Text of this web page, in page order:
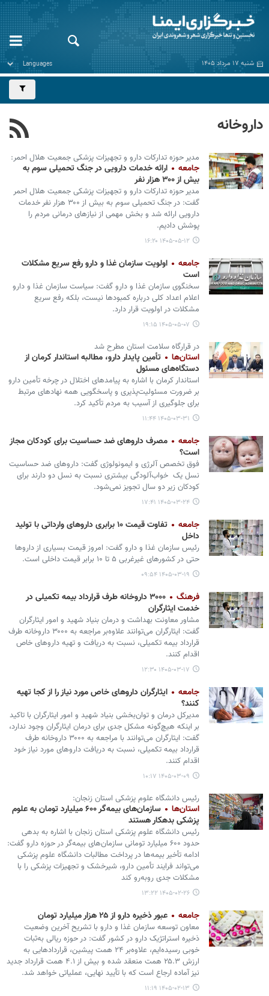
شنبه ۱۷ مرداد ۱۴۰۵
داروخانه
مدیر حوزه تدارکات دارو و تجهیزات پزشکی جمعیت هلال احمر:
جامعه
ارائه خدمات دارویی در جنگ تحمیلی سوم به
بیش از ۳۰۰ هزار نفر
مدیر حوزه تدارکات دارو و تجهیزات پزشکی جمعیت هلال احمر
گفت: در جنگ تحمیلی سوم به بیش از ۳۰۰ هزار نفر خدمات
دارویی ارائه شد و بخش مهمی از نیازهای درمانی مردم را
پوشش دادیم.
۱۴۰۵-۰۵-۱۲ ۱۶:۲۰
جامعه
اولویت سازمان غذا و دارو رفع سریع مشکلات
است
سخنگوی سازمان غذا و دارو گفت: سیاست سازمان غذا و دارو
اعلام اعداد کلی درباره کمبودها نیست، بلکه رفع سریع
مشکلات در اولویت قرار دارد.
۱۴۰۵-۰۵-۰۷ ۱۹:۱۵
در قرارگاه سلامت استان مطرح شد
استان‌ها
تأمین پایدار دارو، مطالبه استاندار کرمان از
دستگاه‌های مسئول
استاندار کرمان با اشاره به پیامدهای اختلال در چرخه تأمین دارو
بر ضرورت مسئولیت‌پذیری و پاسخگویی همه نهادهای مرتبط
برای جلوگیری از آسیب به مردم تأکید کرد.
۱۴۰۵-۰۳-۳۱ ۱۱:۴۴
جامعه
مصرف داروهای ضد حساسیت برای کودکان مجاز
است؟
فوق تخصص آلرژی و ایمونولوژی گفت: داروهای ضد حساسیت
نسل یک خواب‌آلودگی بیشتری نسبت به نسل دو دارند برای
کودکان زیر دو سال تجویز نمی‌شود.
۱۴۰۵-۰۳-۲۴ ۱۷:۴۱
جامعه
تفاوت قیمت ۱۰ برابری داروهای وارداتی با تولید
داخل
رئیس سازمان غذا و دارو گفت: امروز قیمت بسیاری از داروها
حتی در کشورهای غیرغربی ۵ تا ۱۰ برابر قیمت داخلی است.
۱۴۰۵-۰۳-۱۹ ۰۹:۵۴
فرهنگ
۳۰۰۰ داروخانه طرف قرارداد بیمه تکمیلی در
خدمت ایثارگران
مشاور معاونت بهداشت و درمان بنیاد شهید و امور ایثارگران
گفت: ایثارگران می‌توانند علاوه‌بر مراجعه به ۳۰۰۰ داروخانه طرف
قرارداد بیمه تکمیلی، نسبت به دریافت و تهیه داروهای خاص
اقدام کنند.
۱۴۰۵-۰۳-۱۷ ۱۲:۳۰
جامعه
ایثارگران داروهای خاص مورد نیاز را از کجا تهیه
کنند؟
مدیرکل درمان و توان‌بخشی بنیاد شهید و امور ایثارگران با تاکید
بر اینکه هیچ‌گونه مشکل جدی برای درمان ایثارگران وجود ندارد،
گفت: ایثارگران می‌توانند با مراجعه به ۳۰۰۰ داروخانه طرف
قرارداد بیمه تکمیلی، نسبت به دریافت داروهای مورد نیاز خود
اقدام کنند.
۱۴۰۵-۰۳-۰۹ ۱۰:۱۷
رئیس دانشگاه علوم پزشکی استان زنجان:
استان‌ها
سازمان‌های بیمه‌گر ۶۰۰ میلیارد تومان به علوم
پزشکی بدهکار هستند
رئیس دانشگاه علوم پزشکی استان زنجان با اشاره به بدهی
حدود ۶۰۰ میلیارد تومانی سازمان‌های بیمه‌گر در حوزه دارو گفت:
ادامه تأخیر بیمه‌ها در پرداخت مطالبات دانشگاه علوم پزشکی
می‌تواند فرایند تأمین دارو، شیرخشک و تجهیزات پزشکی را با
مشکلات جدی روبه‌رو کند
۱۴۰۵-۰۲-۲۶ ۱۳:۲۲
جامعه عبور ذخیره دارو از ۲۵ هزار میلیارد تومان
معاون توسعه سازمان غذا و دارو با تشریح آخرین وضعیت
ذخیره استراتژیک دارو در کشور گفت: در حوزه ریالی به‌ثبات
خوبی رسیده‌ایم، علاوه‌بر ۲۴ همت پیشین، قراردادهایی به
ارزش ۲۵.۳ همت منعقد شده و بیش از ۴.۱ همت قرارداد جدید
نیز آماده ارجاع است که با تأیید نهایی، عملیاتی خواهد شد.
۱۴۰۵-۰۲-۱۳ ۱۱:۱۹